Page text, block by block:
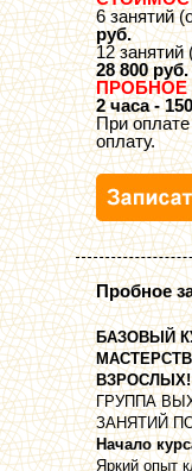
6 занятий
руб.
12 занятий
28 800 руб.
ПРОБНОЕ
2 часа -
При оплате
оплату.
Пробное
БАЗОВЫЙ
ВЗРОСЛЫХ!
ГРУППА
ЗАНЯТИЙ
Начало
Яркий опыт